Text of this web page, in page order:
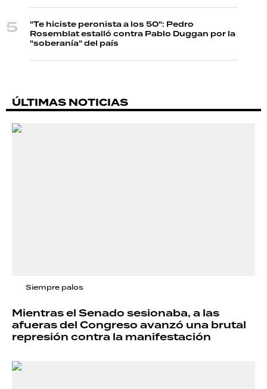
"Te hiciste peronista a los 50": Pedro
Rosemblat estalló contra Pablo Duggan por la
"soberanía" del país
ÚLTIMAS NOTICIAS
Siempre palos
Mientras el Senado sesionaba, a las
afueras del Congreso avanzó una brutal
represión contra la manifestación